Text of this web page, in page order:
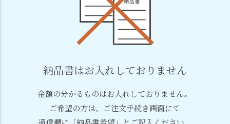
納品書はお入れしておりません
金額の分かるものはお入れしておりません。
ご希望の方は、ご注文手続き画面にて